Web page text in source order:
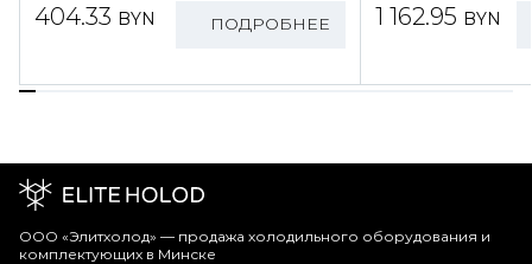
404.33 BYN ПОДРОБНЕЕ 1 162.95 BYN
ООО «Элитхолод» ― продажа холодильного оборудования и
комплектующих в Минске